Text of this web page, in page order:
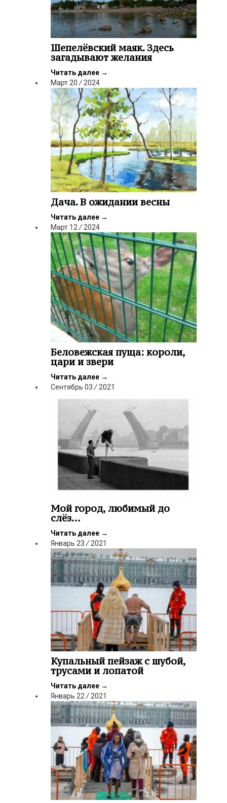
Шепелёвский маяк. Здесь
загадывают желания
Читать далее →
Март 20 / 2024
Дача. В ожидании весны
Читать далее →
Март 12/2024
Беловежская пуща: короли,
цари и звери
Читать далее →
Сентябрь 03/2021
Мой город, любимый до
слёз…
Читать далее →
Январь 23 / 2021
Купальный пейзаж с шубой,
трусами и лопатой
Читать далее →
Январь 22 / 2021